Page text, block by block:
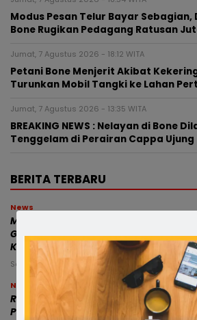
Modus Pesan Telur Bayar Sebagian,
Bone Rugikan Pedagang Ratusan
Jumat, 7 Agustus 2026 - 18:12 WITA
Petani Bone Menjerit Akibat
Turunkan Mobil Tangki ke Lahan
Jumat, 7 Agustus 2026 - 13:35 WITA
BREAKING NEWS : Nelayan di Bone
Tenggelam di Perairan Cappa Ujung
BERITA TERBARU
News
Munafri dan Chaidir Apresiasi MYP
Gubernur Sulsel, Dinilai Percepat
Konektivitas Antarwilayah
Sabtu, 8 Agu 2026 - 15:19 WITA
News
RISWAN RUSANDY PERKUAT BARISAN
PC SATRIA BONE, SIAP JAGA BASIS DI 27